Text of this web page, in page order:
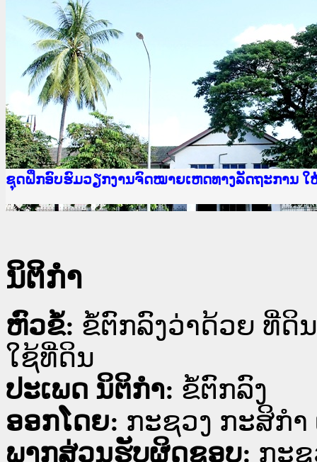
Ministry of Justice Lao PDR
ເຜີຍແຜ່ວັບໄຊຈົດໝາຍເຫດທາງລັດຖະການ ແລະ ແອັ
ກະຊວງຍຸຕິທຳ
ຊຸດຝຶກອົບຮົມວຽກງານຈົດໝາຍເຫດທາງລັດຖະການ
ກອງປະຊຸມທົບທວນຄືນການຈັດຕັ້ງປະຕິບັດວຽກງານຈົ
ຝຶກອົບຮົມ ຜູ່ປະສານງານວຽກງານຈົດໝາຍເຫດທາງລັ
ຝຶກອົບຮົມ ຜູ່ປະສານງານວຽກງານຈົດໝາຍເຫດທາງລັ
ເຜີຍແຜ່ແອັບກົດໝາຍລາວ ແລະ ເວັບໄຊຈົດໝາຍເຫດ
ເຜີຍແຜ່ແອັບກົດໝາຍລາວ ແລະ ເວັບໄຊຈົດໝາຍເຫດ
ຍົກລະດັບວຽກງານຈົດໝາຍເຫດທາງລັດຖະການໃຫ້ຜູ້
ຊຸດຝຶກອົບຮົມວຽກງານຈົດໝາຍເຫດທາງລັດຖະການ ໃ
ນິຕິກໍາ
ຫົວຂໍ້: ຂໍ້ຕົກລົງວ່າດ້ວຍ ທີ່ດິ
ໃຊ້ທີ່ດິນ
ປະເພດ ນິຕິກໍາ: ຂໍ້ຕົກລົງ
ອອກໂດຍ: ກະຊວງ ກະສິກ
ພາກສ່ວນຮັບຜິດຊອບ: ກະ